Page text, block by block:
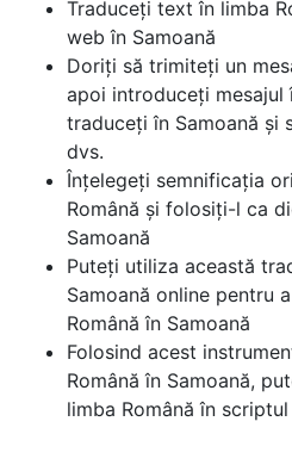
Traduceți text în limba
web în Samoană
Doriți să trimiteți un
apoi introduceți mesajul
traduceți în Samoană și
dvs.
Înțelegeți semnificația
Română și folosiți-l ca
Samoană
Puteți utiliza această
Samoană online pentru
Română în Samoană
Folosind acest
Română în Samoană,
limba Română în scriptul